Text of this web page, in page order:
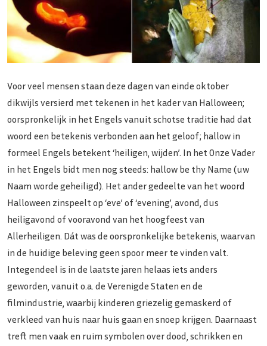
Voor veel mensen staan deze dagen van einde oktober
dikwijls versierd met tekenen in het kader van Halloween;
oorspronkelijk in het Engels vanuit schotse traditie had dat
woord een betekenis verbonden aan het geloof; hallow in
formeel Engels betekent ‘heiligen, wijden’. In het Onze Vader
in het Engels bidt men nog steeds: hallow be thy Name (uw
Naam worde geheiligd). Het ander gedeelte van het woord
Halloween zinspeelt op ‘eve’ of ‘evening’, avond, dus
heiligavond of vooravond van het hoogfeest van
Allerheiligen. Dát was de oorspronkelijke betekenis, waarvan
in de huidige beleving geen spoor meer te vinden valt.
Integendeel is in de laatste jaren helaas iets anders
geworden, vanuit o.a. de Verenigde Staten en de
filmindustrie, waarbij kinderen griezelig gemaskerd of
verkleed van huis naar huis gaan en snoep krijgen. Daarnaast
treft men vaak en ruim symbolen over dood, schrikken en